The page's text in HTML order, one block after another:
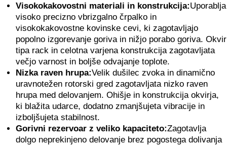
Visokokakovostni materiali in konstrukcija:Uporablja
visoko precizno vbrizgalno črpalko in
visokokakovostne kovinske cevi, ki zagotavljajo
popolno izgorevanje goriva in nižjo porabo goriva. Okvir
tipa rack in celotna varjena konstrukcija zagotavljata
večjo varnost in boljše odvajanje toplote.
Nizka raven hrupa:Velik dušilec zvoka in dinamično
uravnotežen rotorski gred zagotavljata nizko raven
hrupa med delovanjem. Ohišje in konstrukcija okvirja,
ki blažita udarce, dodatno zmanjšujeta vibracije in
izboljšujeta stabilnost.
Gorivni rezervoar z veliko kapaciteto:Zagotavlja
dolgo neprekinjeno delovanje brez pogostega dolivanja